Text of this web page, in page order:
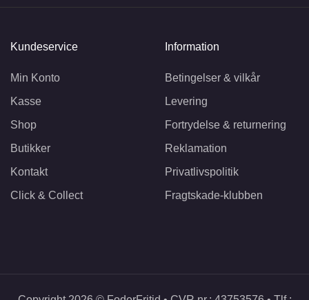
Kundeservice
Min Konto
Kasse
Shop
Butikker
Kontakt
Click & Collect
Information
Betingelser & vilkår
Levering
Fortrydelse & returnering
Reklamation
Privatlivspolitik
Fragtskade-klubben